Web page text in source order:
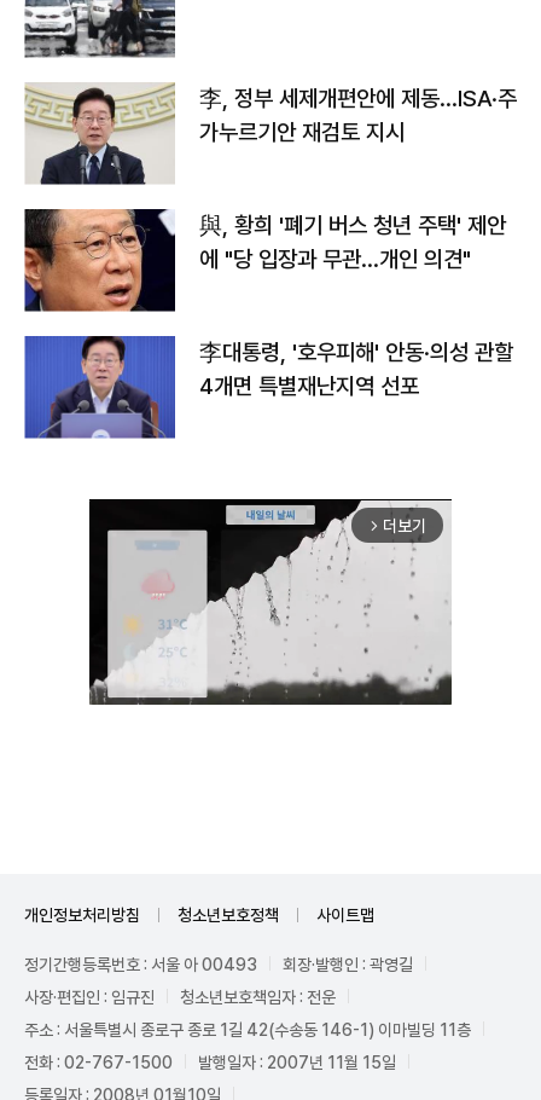
李, 정부 세제개편안에 제동…ISA·주
가누르기안 재검토 지시
與, 황희 '폐기 버스 청년 주택' 제안
에 "당 입장과 무관…개인 의견"
李대통령, '호우피해' 안동·의성 관할
4개면 특별재난지역 선포
arrow_forward_ios 더보기
개인정보처리방침 청소년보호정책 사이트맵
정기간행등록번호 : 서울 아 00493
회장·발행인 : 곽영길
사장·편집인 : 임규진
청소년보호책임자 : 전운
주소 : 서울특별시 종로구 종로 1길 42(수송동 146-1) 이마빌딩 11층
전화 : 02-767-1500
발행일자 : 2007년 11월 15일
등록일자 : 2008년 01월10일